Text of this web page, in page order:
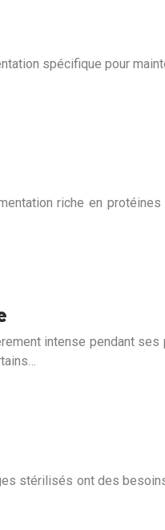
spécifique pour
riche en
intense pendant
stérilisés ont des